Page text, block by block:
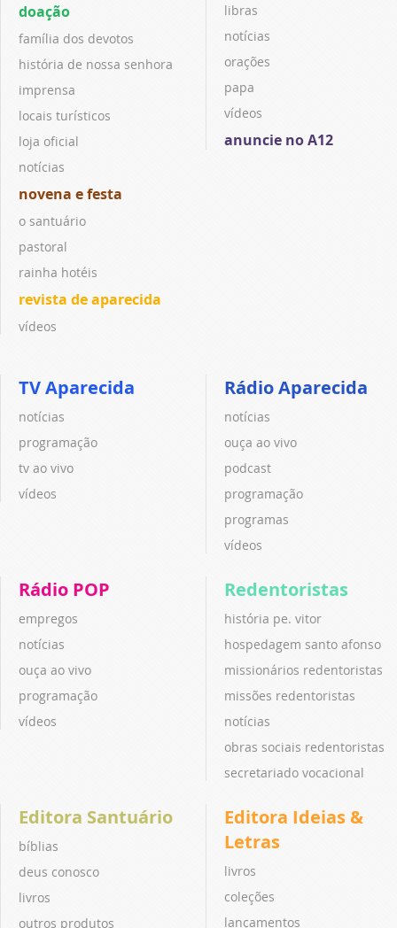
doação
família dos devotos
história de nossa senhora
imprensa
locais turísticos
loja oficial
notícias
novena e festa
o santuário
pastoral
rainha hotéis
revista de aparecida
vídeos
libras
notícias
orações
papa
vídeos
anuncie no A12
TV Aparecida
notícias
programação
tv ao vivo
vídeos
Rádio Aparecida
notícias
ouça ao vivo
podcast
programação
programas
vídeos
Rádio POP
empregos
notícias
ouça ao vivo
programação
vídeos
Redentoristas
história pe. vitor
hospedagem santo afonso
missionários redentoristas
missões redentoristas
notícias
obras sociais redentoristas
secretariado vocacional
Editora Santuário
bíblias
deus conosco
livros
outros produtos
Editora Ideias &
Letras
livros
coleções
lançamentos